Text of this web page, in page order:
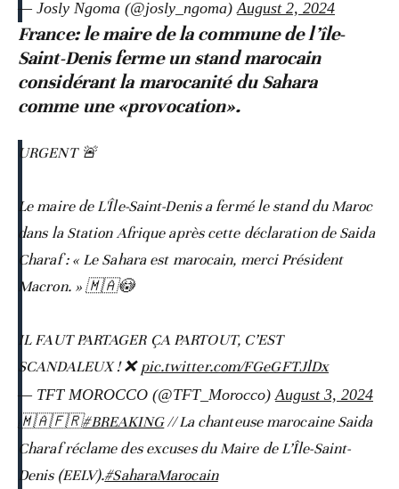
— Josly Ngoma (@josly_ngoma)August 2, 2024
France: le maire de la commune de l’île-
Saint-Denis ferme un stand marocain
considérant la marocanité du Sahara
comme une «provocation».
URGENT 🚨
Le maire de L'Île-Saint-Denis a fermé le stand du Maroc
dans la Station Afrique après cette déclaration de Saida
Charaf : « Le Sahara est marocain, merci Président
Macron. » 🇲🇦😳
IL FAUT PARTAGER ÇA PARTOUT, C’EST
SCANDALEUX ! ❌pic.twitter.com/FGeGFTJlDx
— TFT MOROCCO (@TFT_Morocco)August 3, 2024
🇲🇦🇫🇷#BREAKING// La chanteuse marocaine Saida
Charaf réclame des excuses du Maire de L’Île-Saint-
Denis (EELV).#SaharaMarocain